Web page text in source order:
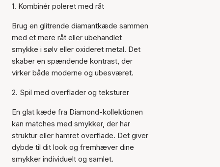
1. Kombinér poleret med råt
Brug en glitrende diamantkæde sammen
med et mere råt eller ubehandlet
smykke i sølv eller oxideret metal. Det
skaber en spændende kontrast, der
virker både moderne og ubesværet.
2. Spil med overflader og teksturer
En glat kæde fra Diamond-kollektionen
kan matches med smykker, der har
struktur eller hamret overflade. Det giver
dybde til dit look og fremhæver dine
smykker individuelt og samlet.